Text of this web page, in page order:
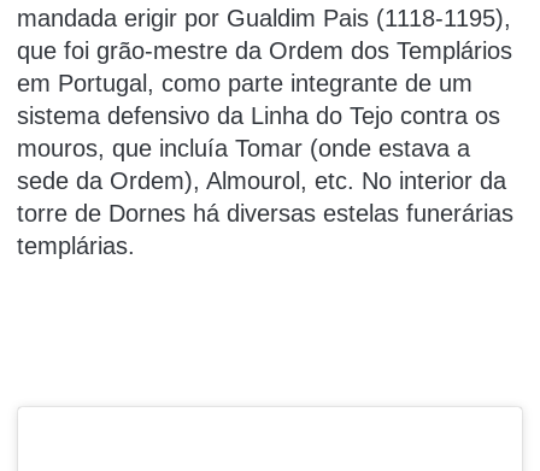
mandada erigir por Gualdim Pais (1118-1195),
que foi grão-mestre da Ordem dos Templários
em Portugal, como parte integrante de um
sistema defensivo da Linha do Tejo contra os
mouros, que incluía Tomar (onde estava a
sede da Ordem), Almourol, etc. No interior da
torre de Dornes há diversas estelas funerárias
templárias.